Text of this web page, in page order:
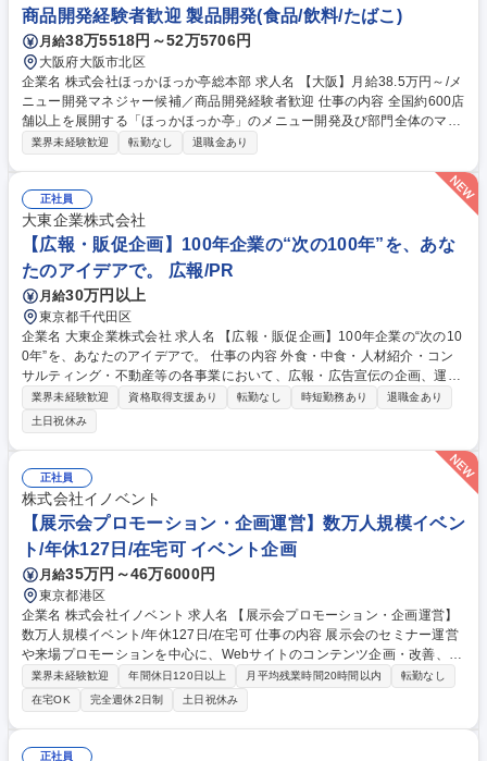
商品開発経験者歓迎 製品開発(食品/飲料/たばこ)
月給38万5518円～52万5706円
大阪府大阪市北区
企業名 株式会社ほっかほっか亭総本部 求人名 【大阪】月給38.5万円～/メ
ニュー開発マネジャー候補／商品開発経験者歓迎 仕事の内容 全国約600店
舗以上を展開する「ほっかほっか亭」のメニュー開発及び部門全体のマネ
ジメントをお任せします。中食・外食市場の調査や新メニュー開発等、経
ンド分析 ■新メニュー開発や既存メニューの改良、PB商品開発など ■メニ
ューリレーション、年間スケジュールの策定 ■部門のマネジメント及び他
部署との連携・調整 ■購買部と連携し、仕入れ指示、食材の品質や価格調
整 ■売り上げ分析、コスト管理、メニュー戦略等利益率改善※店舗勤務時
はシフトによる変更や、年1回夜勤があります。 募集職種 【大阪】月給3
8.5万円～/メニュー開発マネジャー候補／商品開発経験者歓迎
業界未経験歓迎 転勤なし 退職金あり
正社員
大東企業株式会社
【広報・販促企画】100年企業の“次の100年”を、あな
たのアイデアで。 広報/PR
月給30万円以上
東京都千代田区
企業名 大東企業株式会社 求人名 【広報・販促企画】100年企業の“次の10
0年”を、あなたのアイデアで。 仕事の内容 外食・中食・人材紹介・コン
サルティング・不動産等の各事業において、広報・広告宣伝の企画、運用
管理を担います。プレスリリース、グルメサイト、SNS等を活用し、集
客/採用/ブランディングを推進します。 各事業・ブランドの魅力を効果的
に発信するため、社内各部署や外部パートナーと連携し広報・広告宣伝施
策の企画/進行管理/効果検証/改善を行います。 ■プレスリリースの企画/作
成/配信コーディネート■グルメサイトの情報管理/掲載内容の最適化■SNS
の企画/運用/投稿管理■公式サイトの情報更新/制作ディレクション■広告/販
促施策の企画/進行管理■取材/メディア対応/社内外調整■各施策の効果測定/
レポーティング/改善提案 募集職種 【広報・販促企画】100年企業の“次の
100年”を、あなたのアイデアで。
業界未経験歓迎 資格取得支援あり 転勤なし 時短勤務あり
退職金あり
土日祝休み
正社員
株式会社イノベント
【展示会プロモーション・企画運営】数万人規模イベン
ト/年休127日/在宅可 イベント企画
月給35万円～46万6000円
東京都港区
企業名 株式会社イノベント 求人名 【展示会プロモーション・企画運営】
数万人規模イベント/年休127日/在宅可 仕事の内容 展示会のセミナー運営
や来場プロモーションを中心に、Webサイトのコンテンツ企画・改善、制
作会社とのディレクションなどを担当していただきます。 FOOD STYLE
JAPANをはじめ、食品・農業・建設などさまざまな業界の展示会に携わ
り、来場者・出展者双方にとって魅力ある展示会づくりを支えるポジショ
ンです。 ■展示会セミナーの企画・運営、講師対応■展示会Webサイトの
企画・改善、制作会社とのディレクション■来場促進に向けたコンテンツ
業界未経験歓迎 年間休日120日以上 月平均残業時間20時間以内
転勤なし
在宅OK
完全週休2日制 土日祝休み
正社員